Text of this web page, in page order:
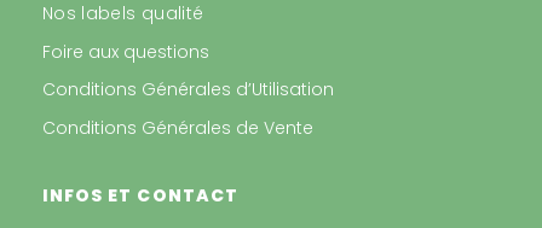
Nos labels qualité
Foire aux questions
Conditions Générales d’Utilisation
Conditions Générales de Vente
INFOS ET CONTACT